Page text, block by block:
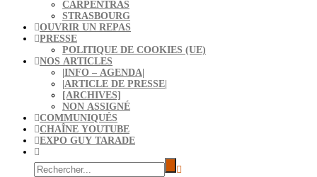
CARPENTRAS
STRASBOURG
OUVRIR UN REPAS
PRESSE
POLITIQUE DE COOKIES (UE)
NOS ARTICLES
|INFO – AGENDA|
|ARTICLE DE PRESSE|
[ARCHIVES]
NON ASSIGNÉ
COMMUNIQUÉS
CHAÎNE YOUTUBE
EXPO GUY TARADE